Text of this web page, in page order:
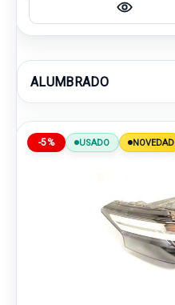
ALUMBRADO
-5% USADO NOVEDAD